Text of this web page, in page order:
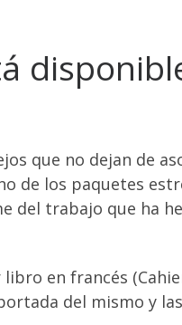
que no dejan de
de los paquetes
del trabajo que ha
en francés
del mismo y